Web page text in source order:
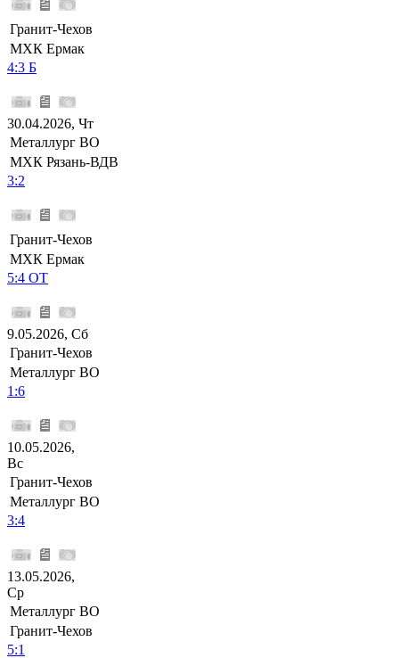
Гранит-Чехов
МХК Ермак
4:3 Б
30.04.2026, Чт
Металлург ВО
МХК Рязань-ВДВ
3:2
Гранит-Чехов
МХК Ермак
5:4 ОТ
9.05.2026, Сб
Гранит-Чехов
Металлург ВО
1:6
10.05.2026,
Вс
Гранит-Чехов
Металлург ВО
3:4
13.05.2026,
Ср
Металлург ВО
Гранит-Чехов
5:1